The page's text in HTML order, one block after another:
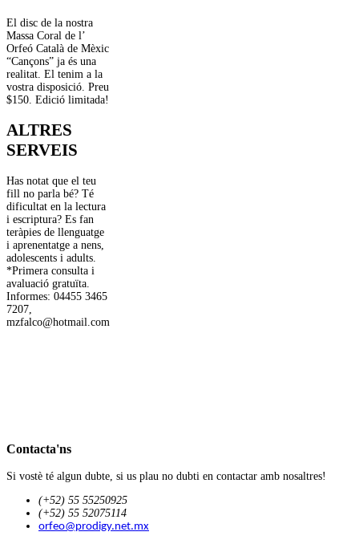
El disc de la nostra
Massa Coral de l’
Orfeó Català de Mèxic
“Cançons” ja és una
realitat. El tenim a la
vostra disposició. Preu
$150. Edició limitada!
ALTRES
SERVEIS
Has notat que el teu
fill no parla bé? Té
dificultat en la lectura
i escriptura? Es fan
teràpies de llenguatge
i aprenentatge a nens,
adolescents i adults.
*Primera consulta i
avaluació gratuïta.
Informes: 04455 3465
7207,
mzfalco@hotmail.com
Contacta'ns
Si vostè té algun dubte, si us plau no dubti en contactar amb nosaltres!
(+52) 55 55250925
(+52) 55 52075114
orfeo@prodigy.net.mx